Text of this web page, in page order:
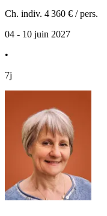
Ch. indiv. 4 360 € / pers.
04 - 10 juin 2027
•
7j